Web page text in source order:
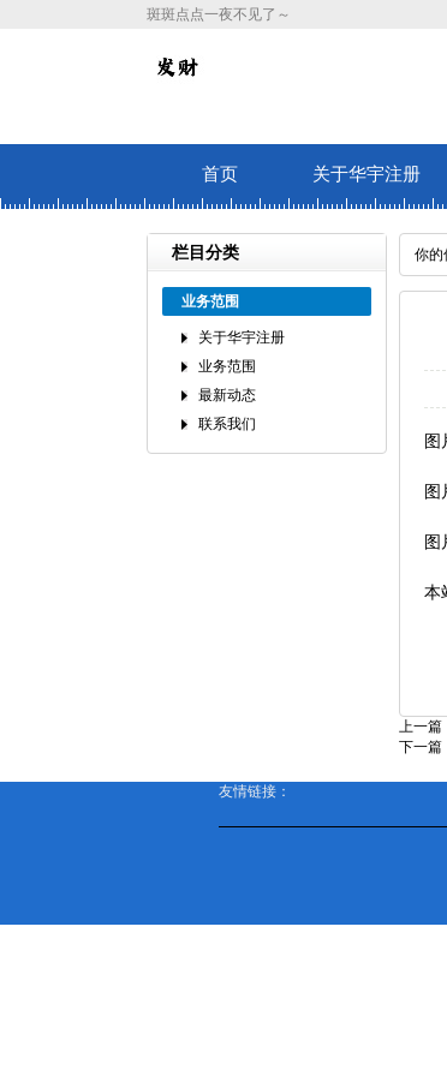
斑斑点点一夜不见了～
首页 关于华宇注册
栏目分类
业务范围
关于华宇注册
业务范围
最新动态
联系我们
你的
图
图
图
本
上一篇
下一篇
友情链接：